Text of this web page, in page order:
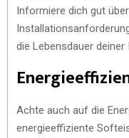
Informiere dich gut
die Lebensdauer deiner
Achte auch auf die
energieeffiziente